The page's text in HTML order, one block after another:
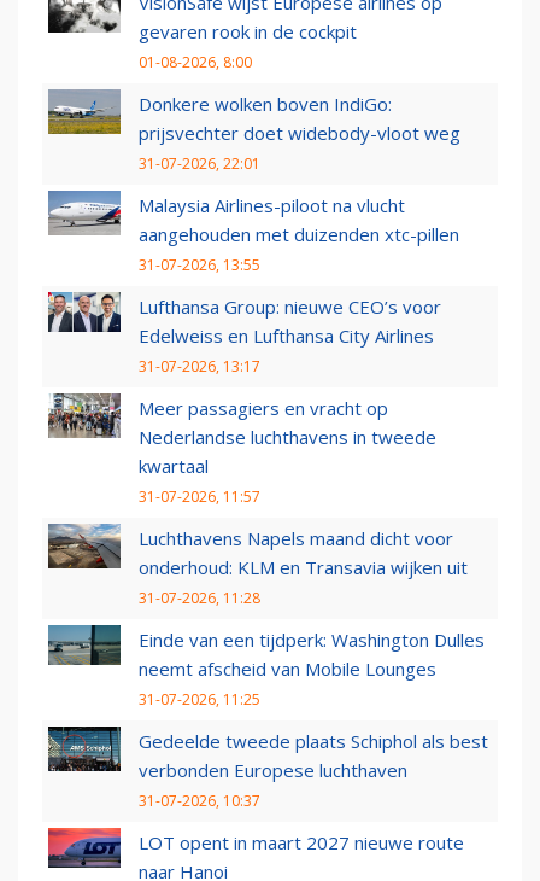
gevaren rook in de cockpit
01-08-2026, 8:00
Donkere wolken boven IndiGo:
prijsvechter doet widebody-vloot weg
31-07-2026, 22:01
Malaysia Airlines-piloot na vlucht
aangehouden met duizenden xtc-pillen
31-07-2026, 13:55
Lufthansa Group: nieuwe CEO’s voor
Edelweiss en Lufthansa City Airlines
31-07-2026, 13:17
Meer passagiers en vracht op
Nederlandse luchthavens in tweede
kwartaal
31-07-2026, 11:57
Luchthavens Napels maand dicht voor
onderhoud: KLM en Transavia wijken uit
31-07-2026, 11:28
Einde van een tijdperk: Washington Dulles
neemt afscheid van Mobile Lounges
31-07-2026, 11:25
Gedeelde tweede plaats Schiphol als best
verbonden Europese luchthaven
31-07-2026, 10:37
LOT opent in maart 2027 nieuwe route
naar Hanoi